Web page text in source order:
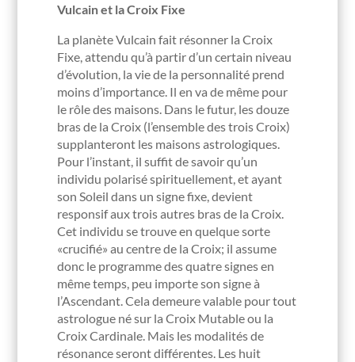
Vulcain et la Croix Fixe
La planète Vulcain fait résonner la Croix
Fixe, attendu qu’à partir d’un certain niveau
d’évolution, la vie de la personnalité prend
moins d’importance. Il en va de même pour
le rôle des maisons. Dans le futur, les douze
bras de la Croix (l’ensemble des trois Croix)
supplanteront les maisons astrologiques.
Pour l’instant, il suffit de savoir qu’un
individu polarisé spirituellement, et ayant
son Soleil dans un signe fixe, devient
responsif aux trois autres bras de la Croix.
Cet individu se trouve en quelque sorte
«crucifié» au centre de la Croix; il assume
donc le programme des quatre signes en
même temps, peu importe son signe à
l’Ascendant. Cela demeure valable pour tout
astrologue né sur la Croix Mutable ou la
Croix Cardinale. Mais les modalités de
résonance seront différentes. Les huit